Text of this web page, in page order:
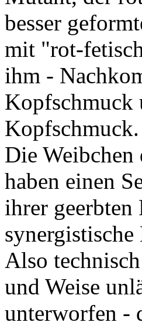
besser
mit "rot-
ihm -
Kopfschmuck
Kopfschmuck.
Die Weibchen
haben einen
ihrer geerbten
Also
und Weise
unterworfen -